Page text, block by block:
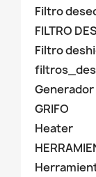
Filtro
FILTRO
Filtro
GRIFO
Heater